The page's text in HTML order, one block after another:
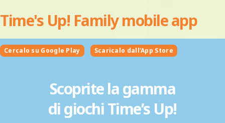
Time's Up! Family mobile app
Cercalo su Google Play Scaricalo dall'App Store
Scoprite la gamma
di giochi Time’s Up!